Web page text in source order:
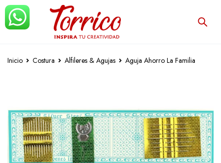
Inicio Costura Alfileres & Agujas Aguja Ahorro La Familia